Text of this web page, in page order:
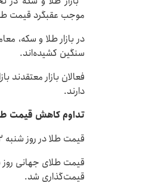
موجب عقبگرد قیمت
در بازار طلا و سکه،
سنگین کشیده‌اند.
فعالان بازار
دارند.
تداوم کاهش قیمت
قیمت طلا در روز شنبه ۲ خرداد ۱۴۰۵ در ادامه روند نزولی روزهای گذشته با کاهش همراه شد.
قیمت‌گذاری شد.